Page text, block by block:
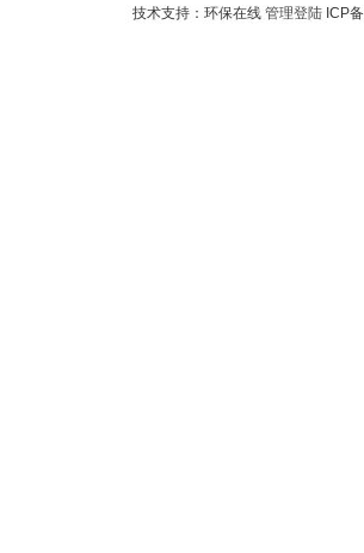
技术支持：环保在线 管理登陆 ICP